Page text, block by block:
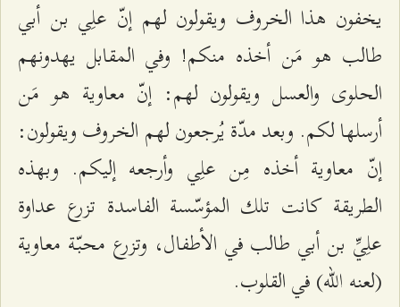
يخفون هذا الخروف ويقولون لهم إنّ علِي بن أبي
طالب هو مَن أخذه منكم! وفي المقابل يهدونهم
الحلوى والعسل ويقولون لهم: إنّ معاوية هو مَن
أرسلها لكم. وبعد مدّة يُرجعون لهم الخروف ويقولون:
إنّ معاوية أخذه مِن علِي وأرجعه إليكم. وبهذه
الطريقة كانت تلك المؤسّسة الفاسدة تزرع عداوة
علِيِّ بن أبي طالب في الأطفال، وتزرع محبّة معاوية
(لعنه الله) في القلوب.